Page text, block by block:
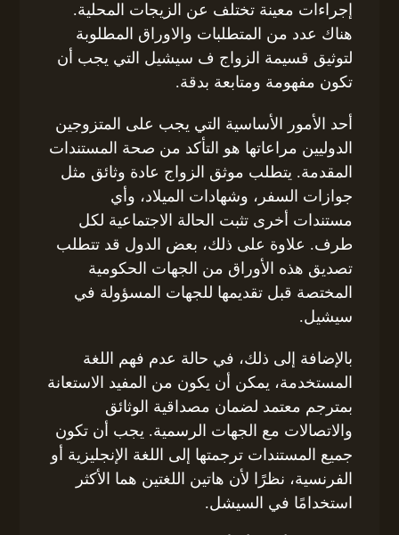
إجراءات معينة تختلف عن الزيجات المحلية.
هناك عدد من المتطلبات والاوراق المطلوبة
لتوثيق قسيمة الزواج ف سيشيل التي يجب أن
تكون مفهومة ومتابعة بدقة.
أحد الأمور الأساسية التي يجب على المتزوجين
الدوليين مراعاتها هو التأكد من صحة المستندات
المقدمة. يتطلب موثق الزواج عادة وثائق مثل
جوازات السفر، وشهادات الميلاد، وأي
مستندات أخرى تثبت الحالة الاجتماعية لكل
طرف. علاوة على ذلك، بعض الدول قد تتطلب
تصديق هذه الأوراق من الجهات الحكومية
المختصة قبل تقديمها للجهات المسؤولة في
سيشيل.
بالإضافة إلى ذلك، في حالة عدم فهم اللغة
المستخدمة، يمكن أن يكون من المفيد الاستعانة
بمترجم معتمد لضمان مصداقية الوثائق
والاتصالات مع الجهات الرسمية. يجب أن تكون
جميع المستندات ترجمتها إلى اللغة الإنجليزية أو
الفرنسية، نظرًا لأن هاتين اللغتين هما الأكثر
استخدامًا في السيشل.